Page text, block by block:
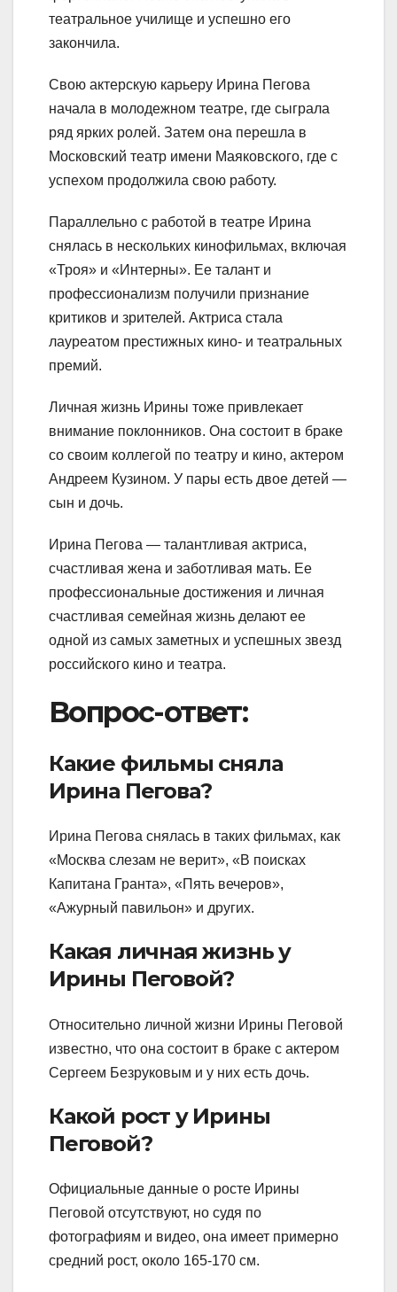
театральное училище и успешно его
закончила.
Свою актерскую карьеру Ирина Пегова
начала в молодежном театре, где сыграла
ряд ярких ролей. Затем она перешла в
Московский театр имени Маяковского, где с
успехом продолжила свою работу.
Параллельно с работой в театре Ирина
снялась в нескольких кинофильмах, включая
«Троя» и «Интерны». Ее талант и
профессионализм получили признание
критиков и зрителей. Актриса стала
лауреатом престижных кино- и театральных
премий.
Личная жизнь Ирины тоже привлекает
внимание поклонников. Она состоит в браке
со своим коллегой по театру и кино, актером
Андреем Кузином. У пары есть двое детей —
сын и дочь.
Ирина Пегова — талантливая актриса,
счастливая жена и заботливая мать. Ее
профессиональные достижения и личная
счастливая семейная жизнь делают ее
одной из самых заметных и успешных звезд
российского кино и театра.
Вопрос-ответ:
Какие фильмы сняла
Ирина Пегова?
Ирина Пегова снялась в таких фильмах, как
«Москва слезам не верит», «В поисках
Капитана Гранта», «Пять вечеров»,
«Ажурный павильон» и других.
Какая личная жизнь у
Ирины Пеговой?
Относительно личной жизни Ирины Пеговой
известно, что она состоит в браке с актером
Сергеем Безруковым и у них есть дочь.
Какой рост у Ирины
Пеговой?
Официальные данные о росте Ирины
Пеговой отсутствуют, но судя по
фотографиям и видео, она имеет примерно
средний рост, около 165-170 см.